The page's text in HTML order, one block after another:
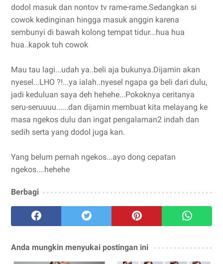
dodol masuk dan nontov tv rame-rame.Sedangkan si
cowok kedinginan hingga masuk anggin karena
sembunyi di bawah kolong tempat tidur...hua hua
hua..kapok tuh cowok
Mau tau lagi...udah ya..beli aja bukunya.Dijamin akan
nyesel...LHO ?!...ya ialah..nyesel ngapa ga beli dari dulu,
jadi keduluan saya deh hehehe...Pokoknya ceritanya
seru-seruuuu......dan dijamin membuat kita melayang ke
masa ngekos dulu dan ingat pengalaman2 indah dan
sedih serta yang dodol juga kan.
Yang belum pernah ngekos...ayo dong cepatan
ngekos....hehehe
Berbagi
Anda mungkin menyukai postingan ini